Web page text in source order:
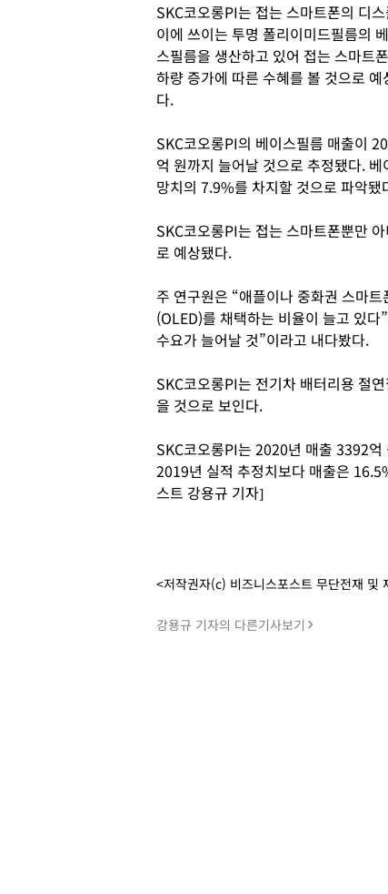
SKC코오롱PI는 접는 스마트폰의 디스
이에 쓰이는 투명 폴리이미드필름의
스필름을 생산하고 있어 접는 스마트
하량 증가에 따른 수혜를 볼 것으로 예
다.
SKC코오롱PI의 베이스필름 매출이
억 원까지 늘어날 것으로 추정됐다.
망치의 7.9%를 차지할 것으로 파악됐
SKC코오롱PI는 접는 스마트폰뿐만
로 예상됐다.
주 연구원은 “애플이나 중화권 스마
(OLED)를 채택하는 비율이 늘고 있
수요가 늘어날 것”이라고 내다봤다.
SKC코오롱PI는 전기차 배터리용 절
을 것으로 보인다.
SKC코오롱PI는 2020년 매출 3392
2019년 실적 추정치보다 매출은
스트 강용규 기자]
<저작권자(c) 비즈니스포스트 무단전재 및
강용규 기자의 다른기사보기